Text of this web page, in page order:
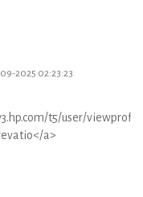
2025 02:23:23
t5/user/
a>